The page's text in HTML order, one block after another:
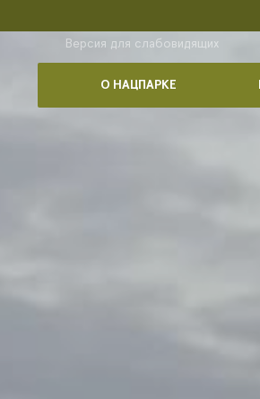
Версия для слабовидящих
О НАЦПАРКЕ